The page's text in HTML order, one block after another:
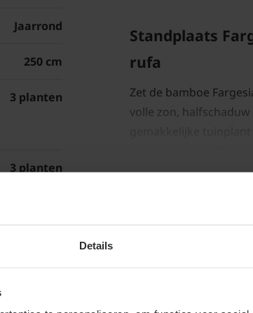
Details
Jaarrond
250 cm
3 planten
3 planten
2908
Standplaats
rufa
Zet de bamboe
volle zon,
maar zorg wel voor
bamboe in een pot
aandacht. Vooral in
groeiseizoen
Tijdens de